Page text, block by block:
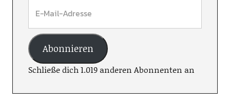
Abonnieren
Schließe dich 1.019 anderen Abonnenten an